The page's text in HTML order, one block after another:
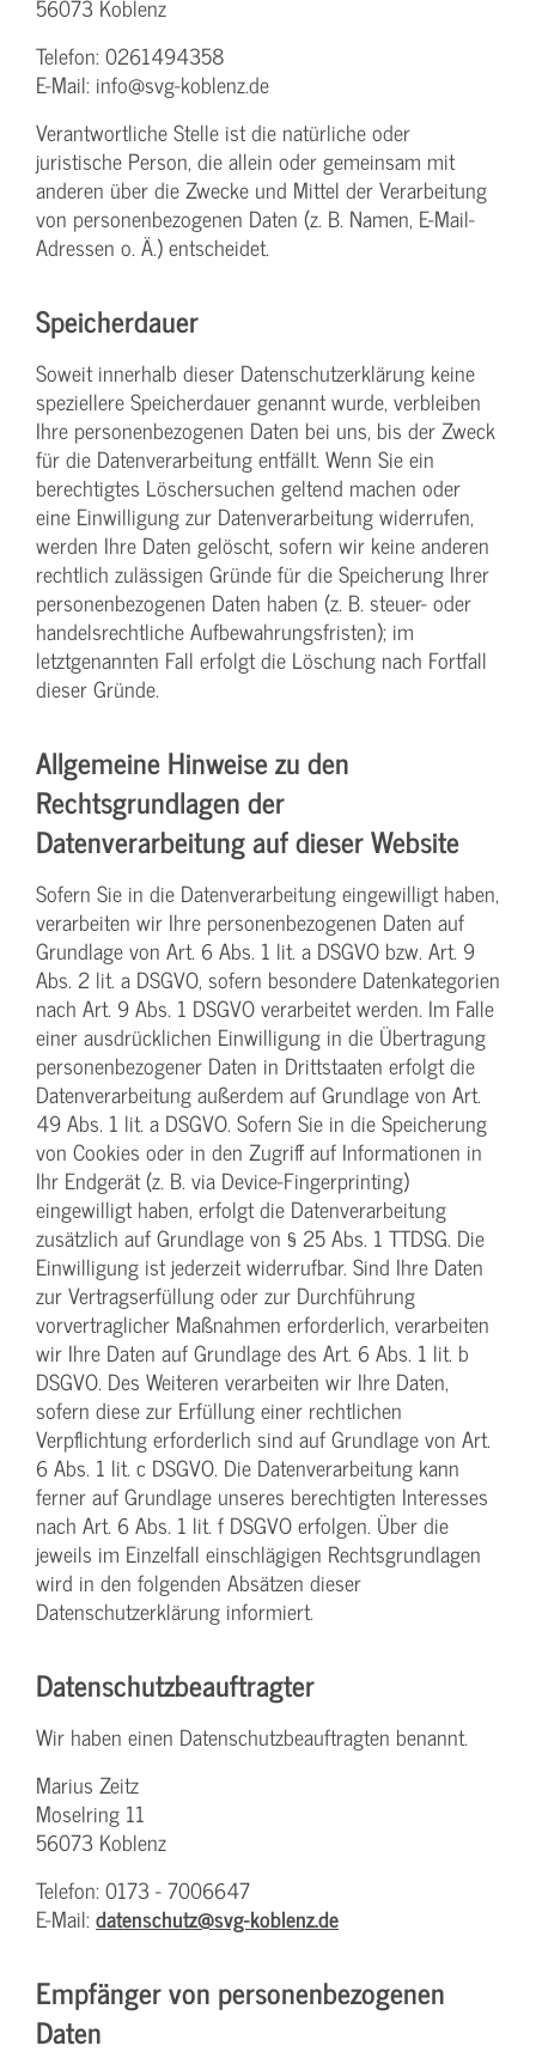
56073 Koblenz
Telefon: 0261494358
E-Mail: info@svg-koblenz.de
Verantwortliche Stelle ist die natürliche oder
juristische Person, die allein oder gemeinsam mit
anderen über die Zwecke und Mittel der Verarbeitung
von personenbezogenen Daten (z. B. Namen, E-Mail-
Adressen o. Ä.) entscheidet.
Speicherdauer
Soweit innerhalb dieser Datenschutzerklärung keine
speziellere Speicherdauer genannt wurde, verbleiben
Ihre personenbezogenen Daten bei uns, bis der Zweck
für die Datenverarbeitung entfällt. Wenn Sie ein
berechtigtes Löschersuchen geltend machen oder
eine Einwilligung zur Datenverarbeitung widerrufen,
werden Ihre Daten gelöscht, sofern wir keine anderen
rechtlich zulässigen Gründe für die Speicherung Ihrer
personenbezogenen Daten haben (z. B. steuer- oder
handelsrechtliche Aufbewahrungsfristen); im
letztgenannten Fall erfolgt die Löschung nach Fortfall
dieser Gründe.
Allgemeine Hinweise zu den
Rechtsgrundlagen der
Datenverarbeitung auf dieser Website
Sofern Sie in die Datenverarbeitung eingewilligt haben,
verarbeiten wir Ihre personenbezogenen Daten auf
Grundlage von Art. 6 Abs. 1 lit. a DSGVO bzw. Art. 9
Abs. 2 lit. a DSGVO, sofern besondere Datenkategorien
nach Art. 9 Abs. 1 DSGVO verarbeitet werden. Im Falle
einer ausdrücklichen Einwilligung in die Übertragung
personenbezogener Daten in Drittstaaten erfolgt die
Datenverarbeitung außerdem auf Grundlage von Art.
49 Abs. 1 lit. a DSGVO. Sofern Sie in die Speicherung
von Cookies oder in den Zugriff auf Informationen in
Ihr Endgerät (z. B. via Device-Fingerprinting)
eingewilligt haben, erfolgt die Datenverarbeitung
zusätzlich auf Grundlage von § 25 Abs. 1 TTDSG. Die
Einwilligung ist jederzeit widerrufbar. Sind Ihre Daten
zur Vertragserfüllung oder zur Durchführung
vorvertraglicher Maßnahmen erforderlich, verarbeiten
wir Ihre Daten auf Grundlage des Art. 6 Abs. 1 lit. b
DSGVO. Des Weiteren verarbeiten wir Ihre Daten,
sofern diese zur Erfüllung einer rechtlichen
Verpflichtung erforderlich sind auf Grundlage von Art.
6 Abs. 1 lit. c DSGVO. Die Datenverarbeitung kann
ferner auf Grundlage unseres berechtigten Interesses
nach Art. 6 Abs. 1 lit. f DSGVO erfolgen. Über die
jeweils im Einzelfall einschlägigen Rechtsgrundlagen
wird in den folgenden Absätzen dieser
Datenschutzerklärung informiert.
Datenschutz­beauftragter
Wir haben einen Datenschutzbeauftragten benannt.
Marius Zeitz
Moselring 11
56073 Koblenz
Telefon: 0173 - 7006647
E-Mail: datenschutz@svg-koblenz.de
Empfänger von personenbezogenen
Daten